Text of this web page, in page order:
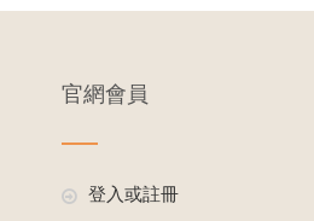
官網會員
登入或註冊